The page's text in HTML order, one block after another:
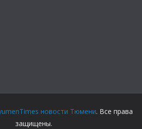
новости Тюмени. Все права
защищены.